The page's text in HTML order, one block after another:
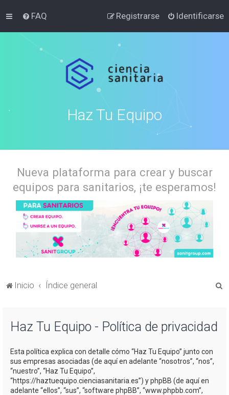
FAQ Identificarse
Registrarse
Haz Tu Equipo
Nueva plataforma para crear y buscar
equipos para sanitarios, ¡te esperamos!
Inicio Índice general
Haz Tu Equipo - Política de privacidad
Esta política explica con detalle cómo “Haz Tu Equipo” junto con
sus empresas asociadas (de aquí en adelante “nosotros”, “nos”,
“nuestro”, “Haz Tu Equipo”,
“https://haztuequipo.cienciasanitaria.es”) y phpBB (de aquí en
adelante “ellos”, “sus”, “software phpBB”, “www.phpbb.com”,